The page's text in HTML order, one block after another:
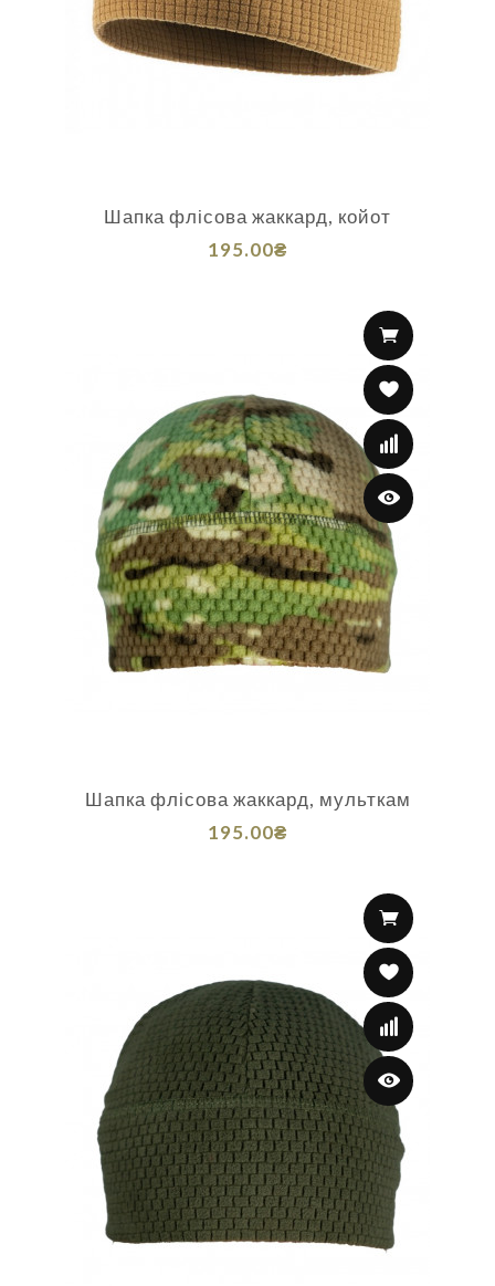
Шапка флісова жаккард, койот
195.00₴
Шапка флісова жаккард, мульткам
195.00₴